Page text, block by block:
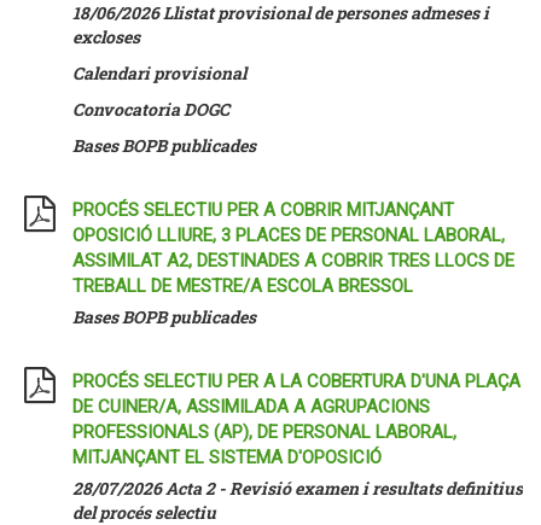
18/06/2026Llistat provisional de persones admeses i
excloses
Calendari provisional
Convocatoria DOGC
Bases BOPB publicades
PROCÉS SELECTIU PER A COBRIR MITJANÇANT
OPOSICIÓ LLIURE, 3 PLACES DE PERSONAL LABORAL,
ASSIMILAT A2, DESTINADES A COBRIR TRES LLOCS DE
TREBALL DE MESTRE/A ESCOLA BRESSOL
Bases BOPB publicades
PROCÉS SELECTIU PER A LA COBERTURA D'UNA PLAÇA
DE CUINER/A, ASSIMILADA A AGRUPACIONS
PROFESSIONALS (AP), DE PERSONAL LABORAL,
MITJANÇANT EL SISTEMA D'OPOSICIÓ
28/07/2026 Acta 2 - Revisió examen i resultats definitius
del procés selectiu